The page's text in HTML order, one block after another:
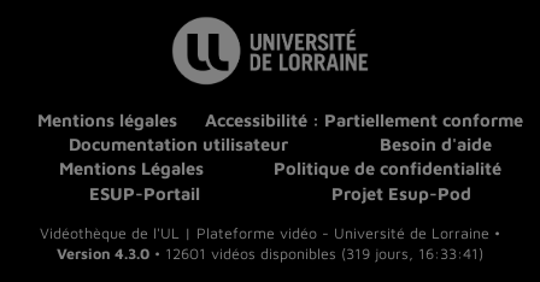
Mentions légales
Accessibilité : Partiellement conforme
Documentation utilisateur
Besoin d'aide
Mentions Légales
Politique de confidentialité
ESUP-Portail
Projet Esup-Pod
Vidéothèque de l'UL | Plateforme vidéo - Université de Lorraine •
Version 4.3.0 • 12601 vidéos disponibles (319 jours, 16:33:41)